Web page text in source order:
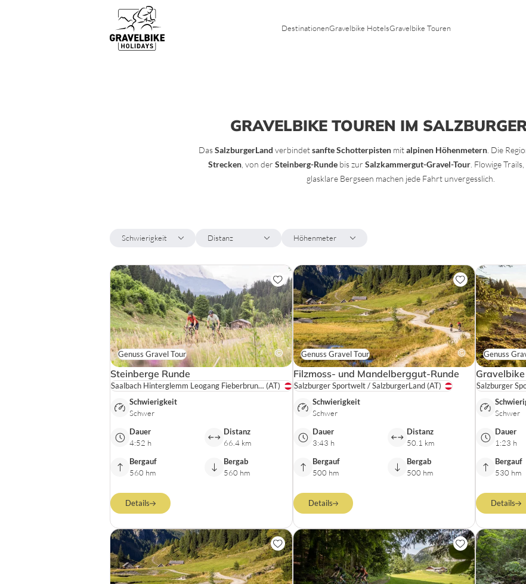
DestinationenGravelbike HotelsGravelbike Touren
Gravelbike Touren
Top Gravel Bike Routen & Strecken
GRAVELBIKE TOUREN IM
DasSalzburgerLand verbindetsanfte Schotterpisten mitalpinen Höhenmetern . Die
Strecken , von der Steinberg-Runde bis zur Salzkammergut-Gravel-Tour . Flowige
glasklare Bergseen machen jede Fahrt unvergesslich.
Schwierigkeit Distanz Höhenmeter
Genuss Gravel Tour
Steinberge Runde
Saalbach Hinterglemm Leogang Fieberbrunn / SalzburgerLand (AT)
Schwierigkeit
Schwer
Dauer
4:52 h
Distanz
66.4 km
Bergauf
560 hm
Bergab
560 hm
Details
Genuss Gravel Tour
Filzmoss- und Mandelberggut-Runde
Salzburger Sportwelt / SalzburgerLand(AT)
Schwierigkeit
Schwer
Dauer
3:43 h
Distanz
50.1 km
Bergauf
500 hm
Bergab
500 hm
Details
Genuss
Salzburger
Schwer
Dauer
1:23 h
Bergauf
530 hm
Details